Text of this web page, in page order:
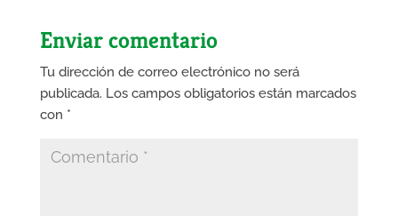
o
o
k
e
r
d
I
n
A
p
p
r
t
i
Enviar comentario
Tu dirección de correo electrónico no será
publicada. Los campos obligatorios están marcados
con *